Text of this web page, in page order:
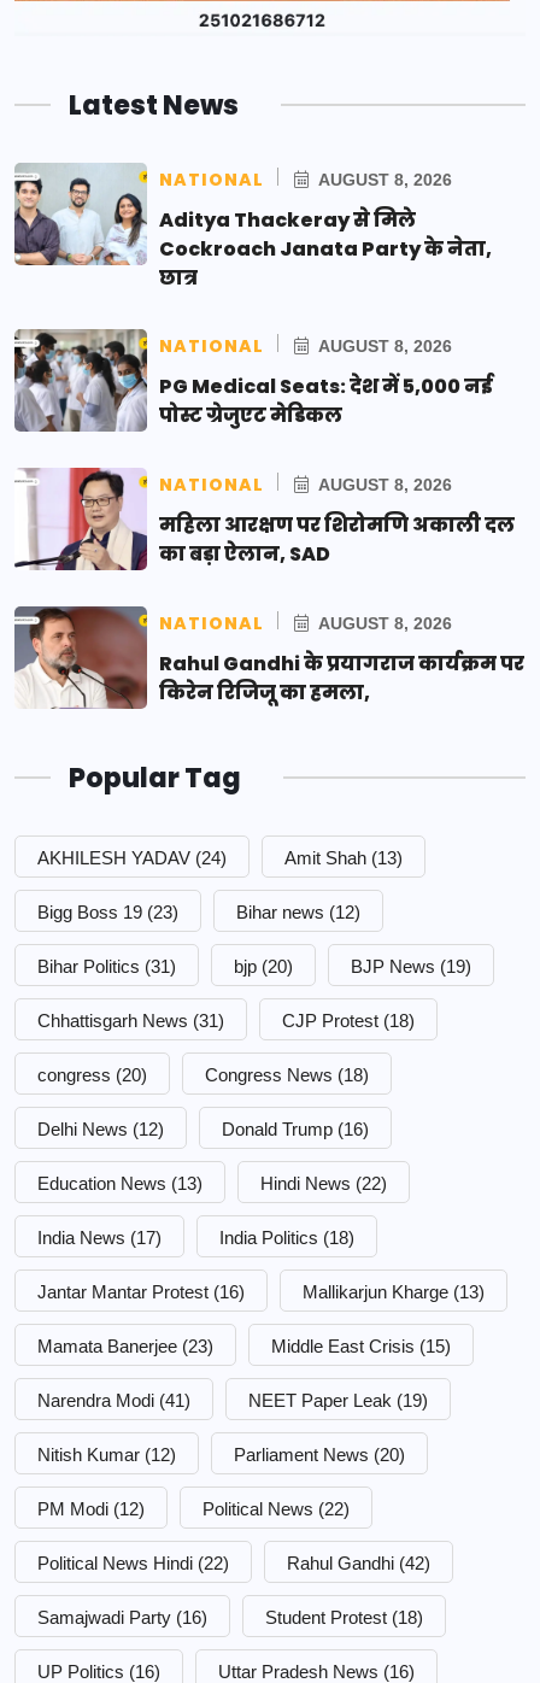
Latest News
NATIONAL AUGUST 8, 2026
Aditya Thackeray से मिले
Cockroach Janata Party के नेता,
छात्र
NATIONAL AUGUST 8, 2026
PG Medical Seats: देश में 5,000 नई
पोस्ट ग्रेजुएट मेडिकल
NATIONAL AUGUST 8, 2026
महिला आरक्षण पर शिरोमणि अकाली दल
का बड़ा ऐलान, SAD
NATIONAL AUGUST 8, 2026
Rahul Gandhi के प्रयागराज कार्यक्रम पर
किरेन रिजिजू का हमला,
Popular Tag
AKHILESH YADAV (24) Amit Shah (13)
Bigg Boss 19 (23) Bihar news (12)
Bihar Politics (31) bjp (20) BJP News (19)
Chhattisgarh News (31) CJP Protest (18)
congress (20) Congress News (18)
Delhi News (12) Donald Trump (16)
Education News (13) Hindi News (22)
India News (17) India Politics (18)
Jantar Mantar Protest (16) Mallikarjun Kharge (13)
Mamata Banerjee (23) Middle East Crisis (15)
Narendra Modi (41) NEET Paper Leak (19)
Nitish Kumar (12) Parliament News (20)
PM Modi (12) Political News (22)
Political News Hindi (22) Rahul Gandhi (42)
Samajwadi Party (16) Student Protest (18)
UP Politics (16) Uttar Pradesh News (16)